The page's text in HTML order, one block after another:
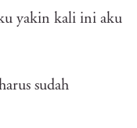
yakin kali ini aku
sudah